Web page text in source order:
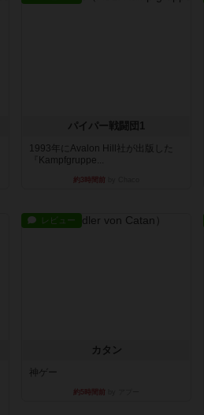
パイパー戦闘団1
1993年にAvalon Hill社が出版した
『Kampfgruppe...
約3時間前
レビュー
カタン
神ゲー
約5時間前